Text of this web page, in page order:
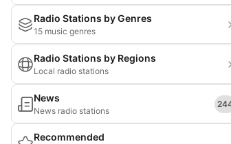
Radio Stations by Genres
15 music genres
Radio Stations by Regions
Local radio stations
News
News radio stations
Recommended